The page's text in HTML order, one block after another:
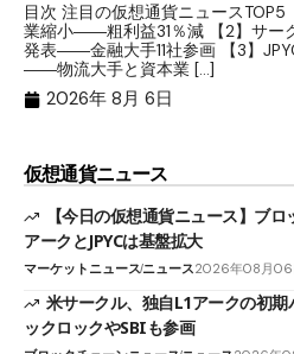
目次 注目の仮想通貨ニュースTOP5
業縮小――粗利益31％減 【2】サー
発表――金融大手11社参画 【3】
――物流大手と資本業 […]
2026年 8月 6日
仮想通貨ニュース
【今日の仮想通貨ニュース】ブ
アークとJPYCは基盤拡大
マーケットニュースニュース2026年08月06
米サークル、独自L1アークの初
ックロックやSBIも参画